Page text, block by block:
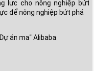
lực cho nông nghiệp bứt
để nông nghiệp bứt phá
án ma" Alibaba